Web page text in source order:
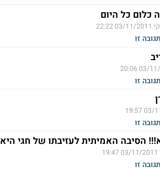
כלום כל היום
03/11/2011 22:22
זו
03/11/
זו
03/11/
זו
הסיבה האמיתית לעזיבתו של חגי היא
03/11/2011 19:47
זו